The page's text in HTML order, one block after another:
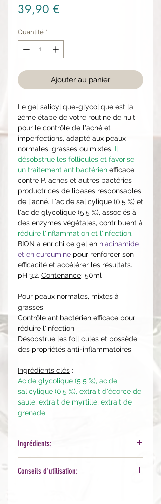
39,90 €
Quantité *
Ajouter au panier
Le gel salicylique-glycolique est la
2ème étape de votre routine de nuit
pour le contrôle de l'acné et
imperfections, adapté aux peaux
normales, grasses ou mixtes. Il
désobstrue les follicules et favorise
un traitement antibactérien efficace
contre P. acnes et autres bactéries
productrices de lipases responsables
de l'acné. L'acide salicylique (0,5 %) et
l'acide glycolique (5,5 %), associés à
des enzymes végétales, contribuent à
réduire l'inflammation et l'infection.
BION a enrichi ce gel en niacinamide
et en curcumine pour renforcer son
efficacité et accélérer les résultats.
pH 3,2. Contenance: 50ml
Pour peaux normales, mixtes à
grasses
Contrôle antibactérien efficace pour
réduire l'infection
Désobstrue les follicules et possède
des propriétés anti-inflammatoires
Ingrédients clés :
Acide glycolique (5,5 %), acide
salicylique (0,5 %), extrait d'écorce de
saule, extrait de myrtille, extrait de
grenade
Ingrédients:
Acid, Niacinamide, Curcuma Longa
Conseils d'utilisation: